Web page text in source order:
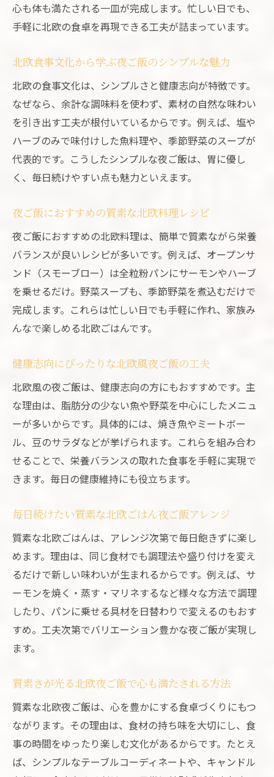
心も体も満たされる一皿が完成します。忙しい日でも、
手軽に北欧の食卓を再現できる工夫が詰まっています。
北欧食事文化から学ぶ夜ご飯のシンプルな魅力
北欧の食事文化は、シンプルさと健康志向が特徴です。
なぜなら、余計な調味料を使わず、素材の自然な味わい
を引き出す工夫が根付いているからです。例えば、塩や
ハーブのみで味付けした魚料理や、季節野菜のスープが
代表的です。こうしたシンプルな夜ご飯は、胃に優し
く、毎日続けやすい点も魅力といえます。
夜ご飯におすすめの質素な北欧料理レシピ
夜ご飯におすすめの北欧料理は、簡単で質素ながら栄養
バランスが良いレシピが多いです。例えば、オープンサ
ンド（スモーブロー）は全粒粉パンにサーモンやハーブ
を乗せるだけ。野菜スープも、季節野菜を煮込むだけで
完成します。これらは忙しい日でも手軽に作れ、家族み
んなで楽しめる北欧ごはんです。
健康志向にぴったりな北欧風夜ご飯の工夫
北欧風の夜ご飯は、健康志向の方にもおすすめです。主
な理由は、脂肪分の少ない魚や野菜を中心にしたメニュ
ーが多いからです。具体的には、焼き魚やミートボー
ル、豆のサラダなどが挙げられます。これらを組み合わ
せることで、栄養バランスの取れた食事を手軽に実現で
きます。毎日の健康維持にも役立ちます。
毎日続けたい質素な北欧ごはん夜ご飯アレンジ
質素な北欧ごはんは、アレンジ次第で毎日飽きずに楽し
めます。理由は、同じ食材でも調理法や盛り付けを変え
るだけで新しい味わいが生まれるからです。例えば、サ
ーモンを焼く・蒸す・マリネするなど様々な方法で調理
したり、パンに乗せる具材を日替わりで変えるのもおす
すめ。工夫次第でバリエーション豊かな夜ご飯が実現し
ます。
質素さが光る北欧夜ご飯で心も満たされる方法
質素な北欧夜ご飯は、心を豊かにする食卓づくりにもつ
ながります。その理由は、食材の持ち味を大切にし、食
事の時間をゆったり楽しむ文化があるからです。たとえ
ば、シンプルなテーブルコーディネートや、キャンドル